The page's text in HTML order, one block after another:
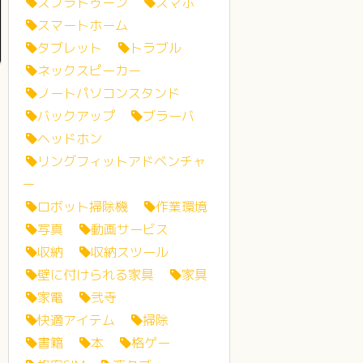
スマートホーム
タブレット
トラブル
ネックスピーカー
ノートパソコンスタンド
バックアップ
ブラーバ
ヘッドホン
リングフィットアドベンチャ
ー
ロボット掃除機
作業環境
写真
動画サービス
収納
収納スツール
壁に付けられる家具
家具
家電
弐寺
快適アイテム
掃除
書籍
本
格ゲー